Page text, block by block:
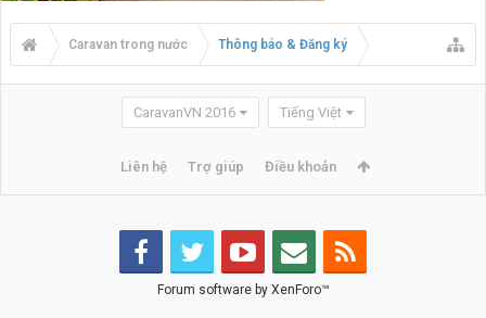
Caravan trong nước Thông báo & Đăng ký
CaravanVN 2016 Tiếng Việt
Liên hệ Trợ giúp Điều khoản
Forum software by XenForo™